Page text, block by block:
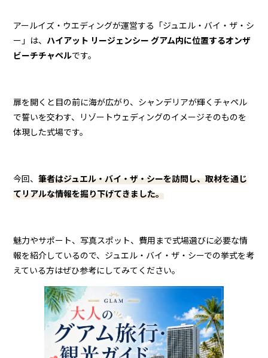
アールイズ・ウエディングが運営する「ジュエル・バイ・ザ・シ
ー」は、 ハイアット リージェンシー グアム内に位置するオンザ
ビーチチャペルです。
扉を開くと目の前に海が広がり、シャンデリアが輝くチャペル
で誓いを交わす、リゾートウェディングのイメージそのものを
体現した式場です。
今回、筆者はジュエル・バイ・ザ・シーを訪問し、取材を通じ
てリアルな情報を掘り下げてきました。
魅力やサポート、写真スポット、費用まで式場選びに必要な情
報を紹介しているので、ジュエル・バイ・ザ・シーでの挙式を考
えている方はぜひ参考にしてみてください。